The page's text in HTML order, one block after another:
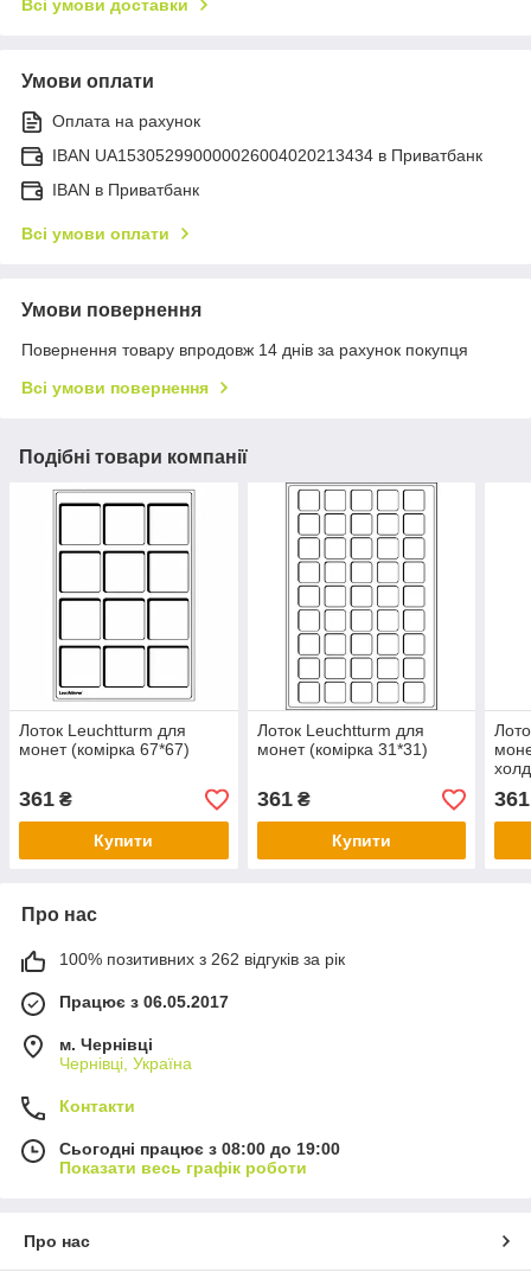
Всі умови доставки
Умови оплати
Оплата на рахунок
IBAN UA153052990000026004020213434 в Приватбанк
IBAN в Приватбанк
Всі умови оплати
Умови повернення
Повернення товару впродовж 14 днів за рахунок покупця
Всі умови повернення
Подібні товари компанії
Лоток Leuchtturm для
монет (комірка 67*67)
361 ₴
Купити
Лоток Leuchtturm для
монет (комірка 31*31)
361₴
Купити
361
Про нас
100% позитивних з 262 відгуків за рік
Працює з 06.05.2017
м. Чернівці
Чернівці, Україна
Контакти
Сьогодні працює з 08:00 до 19:00
Показати весь графік роботи
Про нас